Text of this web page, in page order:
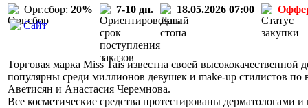
Орг.сбор: 20% 7-10 дн. 18.05.2026 07:00
Сайт
Торговая марка Miss Tais известна своей высококачественной
популярны среди миллионов девушек и make-up стилистов по
Аветисян и Анастасия Черемнова.
Все косметические средства протестированы дерматологами